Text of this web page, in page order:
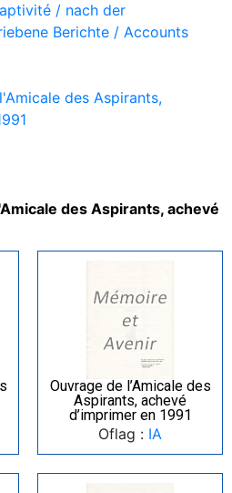
/ nach der
Berichte / Accounts
des Aspirants,
des Aspirants, achevé
Ouvrage de l’Amicale des
Aspirants, achevé
d’imprimer en 1991
Oflag : IA